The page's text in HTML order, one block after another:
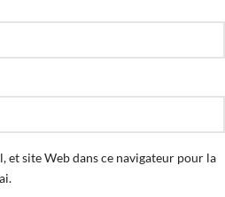
et site Web dans ce navigateur pour la